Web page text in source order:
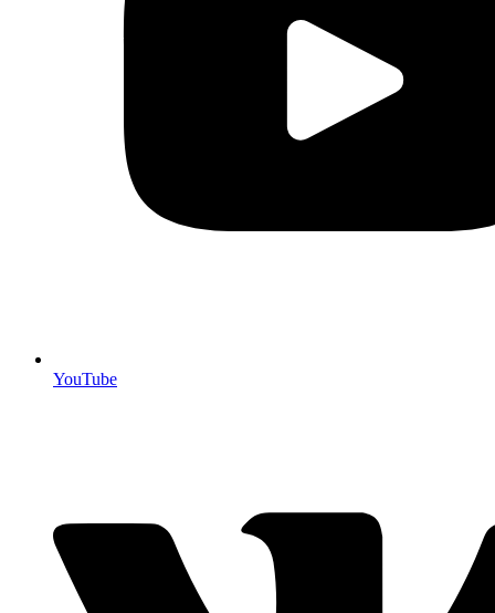
YouTube